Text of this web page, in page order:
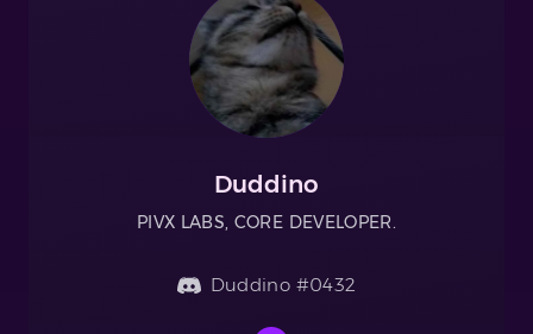
Duddino
PIVX LABS, CORE DEVELOPER.
Duddino #0432